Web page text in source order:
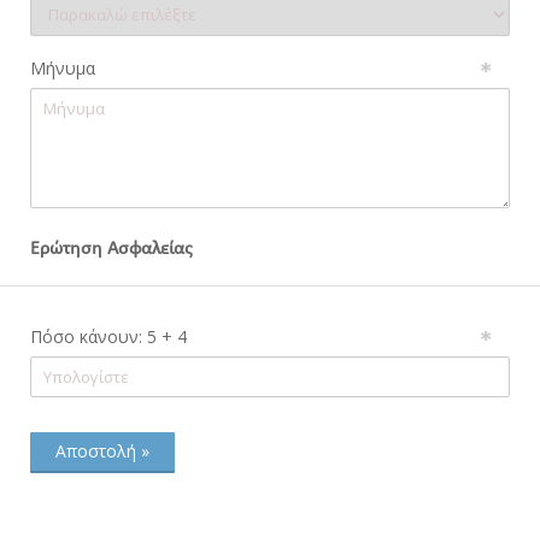
Μήνυμα
Ερώτηση Ασφαλείας
Πόσο κάνουν: 5 + 4
Αποστολή »